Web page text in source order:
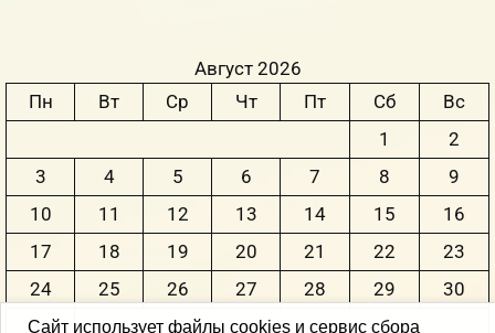
Август 2026
Пн
Вт Ср Чт Пт Сб
Вс
1
2
3
4 5 6 7 8
9
10
11 12 13 14 15
16
17
18 19 20 21 22
23
24
25 26 27 28 29
30
31
Сайт использует файлы cookies и сервис сбора